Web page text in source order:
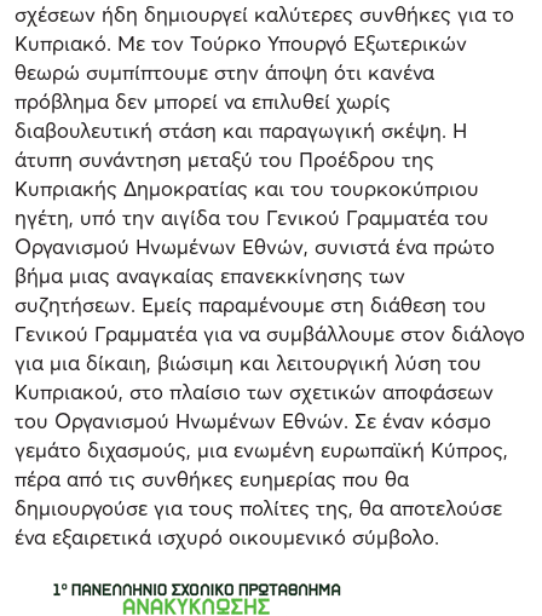
σχέσεων ήδη δημιουργεί καλύτερες συνθήκες για το
Κυπριακό. Με τον Τούρκο Υπουργό Εξωτερικών
θεωρώ συμπίπτουμε στην άποψη ότι κανένα
πρόβλημα δεν μπορεί να επιλυθεί χωρίς
διαβουλευτική στάση και παραγωγική σκέψη. Η
άτυπη συνάντηση μεταξύ του Προέδρου της
Κυπριακής Δημοκρατίας και του τουρκοκύπριου
ηγέτη, υπό την αιγίδα του Γενικού Γραμματέα του
Οργανισμού Ηνωμένων Εθνών, συνιστά ένα πρώτο
βήμα μιας αναγκαίας επανεκκίνησης των
συζητήσεων. Εμείς παραμένουμε στη διάθεση του
Γενικού Γραμματέα για να συμβάλλουμε στον διάλογο
για μια δίκαιη, βιώσιμη και λειτουργική λύση του
Κυπριακού, στο πλαίσιο των σχετικών αποφάσεων
του Οργανισμού Ηνωμένων Εθνών. Σε έναν κόσμο
γεμάτο διχασμούς, μια ενωμένη ευρωπαϊκή Κύπρος,
πέρα από τις συνθήκες ευημερίας που θα
δημιουργούσε για τους πολίτες της, θα αποτελούσε
ένα εξαιρετικά ισχυρό οικουμενικό σύμβολο.